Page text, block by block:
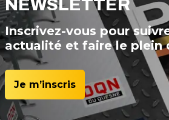
NEWSLETTER
Inscrivez-vous pour
actualité et faire le plein
Je m’inscris